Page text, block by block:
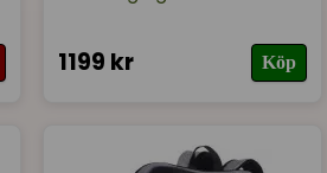
1199 kr Köp